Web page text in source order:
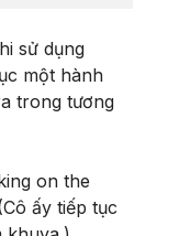
sử dụng
một hành
trong tương
on the
ấy tiếp tục